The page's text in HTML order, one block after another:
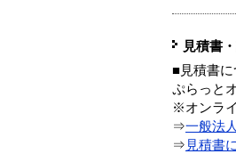
見積書
■見積書に
ぷらっと
※オンラ
⇒一般法
⇒ 見積書